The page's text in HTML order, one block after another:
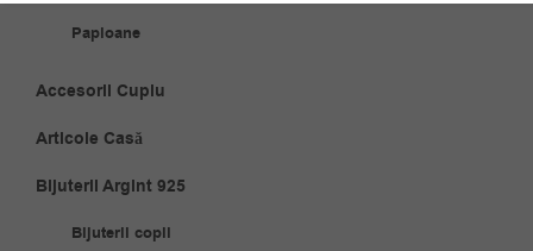
Papioane
Accesorii Cuplu
Articole Casă
Bijuterii Argint 925
Bijuterii copii